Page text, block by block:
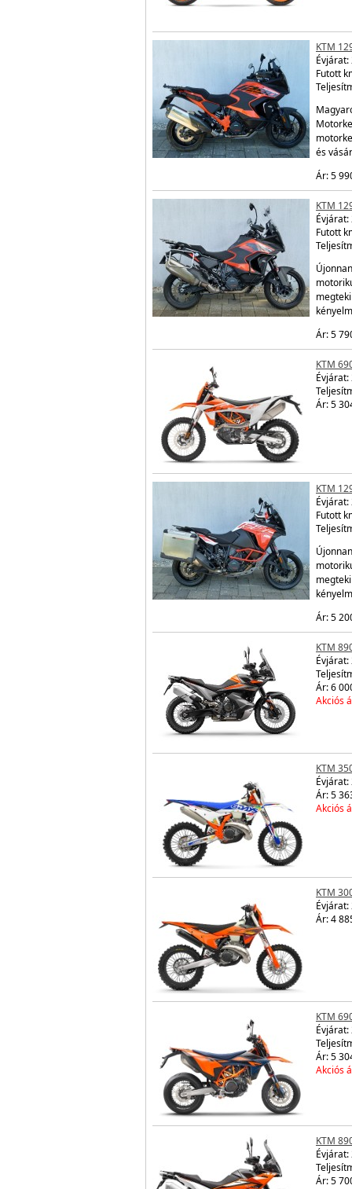
KTM
Évjárat:
Futott
és
Ár: 5
KTM
Évjárat:
Futott
Ár: 5
KTM
Évjárat:
Ár: 5
KTM
Évjárat:
Futott
Ár: 5
KTM
Évjárat:
Ár: 6
Akciós
KTM
Évjárat:
Ár: 5
Akciós
KTM
Évjárat:
Ár: 4
KTM
Évjárat:
Ár: 5
Akciós
KTM
Évjárat:
Ár: 5